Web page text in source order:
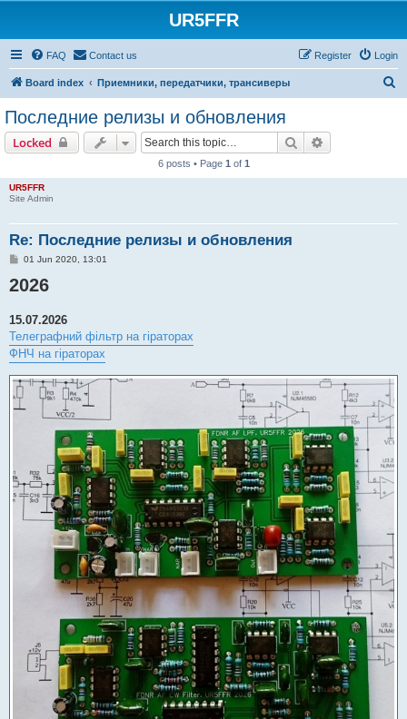
UR5FFR
FAQ Contact us Login
Register
Board index Приемники, передатчики, трансиверы
Последние релизы и обновления
Locked Search
6 posts • Page 1 of 1
UR5FFR
Site Admin
Re: Последние релизы и обновления
P
s
t
01 Jun 2020, 13:01
2026
15.07.2026
Телеграфний фільтр на гіраторах
ФНЧ на гіраторах